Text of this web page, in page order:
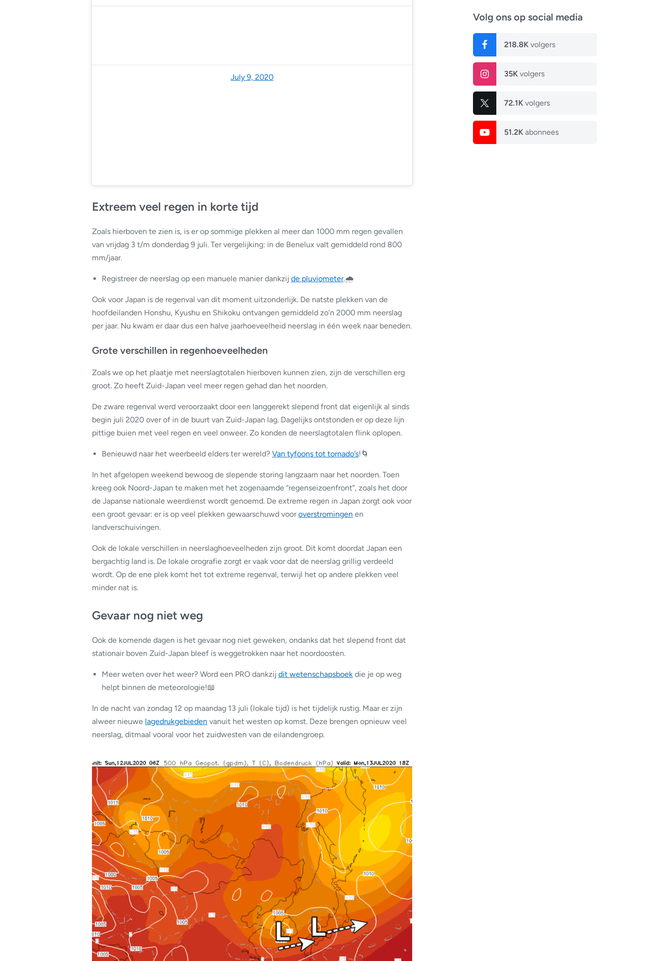
Volg ons op social media
218.8K volgers
35K volgers
72.1K volgers
51.2K abonnees
July 9, 2020
Extreem veel regen in korte tijd
Zoals hierboven te zien is, is er op sommige plekken al meer dan 1000 mm regen gevallen
van vrijdag 3 t/m donderdag 9 juli. Ter vergelijking: in de Benelux valt gemiddeld rond 800
mm/jaar.
Registreer de neerslag op een manuele manier dankzij de pluviometer.🌧️
Ook voor Japan is de regenval van dit moment uitzonderlijk. De natste plekken van de
hoofdeilanden Honshu, Kyushu en Shikoku ontvangen gemiddeld zo’n 2000 mm neerslag
per jaar. Nu kwam er daar dus een halve jaarhoeveelheid neerslag in één week naar beneden.
Grote verschillen in regenhoeveelheden
Zoals we op het plaatje met neerslagtotalen hierboven kunnen zien, zijn de verschillen erg
groot. Zo heeft Zuid-Japan veel meer regen gehad dan het noorden.
De zware regenval werd veroorzaakt door een langgerekt slepend front dat eigenlijk al sinds
begin juli 2020 over of in de buurt van Zuid-Japan lag. Dagelijks ontstonden er op deze lijn
pittige buien met veel regen en veel onweer. Zo konden de neerslagtotalen flink oplopen.
Benieuwd naar het weerbeeld elders ter wereld? Van tyfoons tot tornado’s!🌀
In het afgelopen weekend bewoog de slepende storing langzaam naar het noorden. Toen
kreeg ook Noord-Japan te maken met het zogenaamde “regenseizoenfront”, zoals het door
de Japanse nationale weerdienst wordt genoemd. De extreme regen in Japan zorgt ook voor
een groot gevaar: er is op veel plekken gewaarschuwd vooroverstromingen en
landverschuivingen.
Ook de lokale verschillen in neerslaghoeveelheden zijn groot. Dit komt doordat Japan een
bergachtig land is. De lokale orografie zorgt er vaak voor dat de neerslag grillig verdeeld
wordt. Op de ene plek komt het tot extreme regenval, terwijl het op andere plekken veel
minder nat is.
Gevaar nog niet weg
Ook de komende dagen is het gevaar nog niet geweken, ondanks dat het slepend front dat
stationair boven Zuid-Japan bleef is weggetrokken naar het noordoosten.
Meer weten over het weer? Word een PRO dankzij dit wetenschapsboek die je op weg
helpt binnen de meteorologie!📖
In de nacht van zondag 12 op maandag 13 juli (lokale tijd) is het tijdelijk rustig. Maar er zijn
alweer nieuwe lagedrukgebieden vanuit het westen op komst. Deze brengen opnieuw veel
neerslag, ditmaal vooral voor het zuidwesten van de eilandengroep.